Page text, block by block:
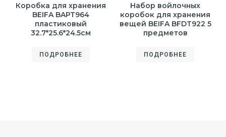
Коробка для хранения
BEIFA BAPT964
пластиковый
32.7*25.6*24.5см
ПОДРОБНЕЕ
Набор войлочных
коробок для хранения
вещей BEIFA BFDT922 5
предметов
ПОДРОБНЕЕ